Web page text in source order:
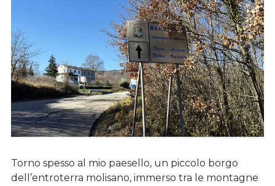
Torno spesso al mio paesello, un piccolo borgo
dell’entroterra molisano, immerso tra le montagne